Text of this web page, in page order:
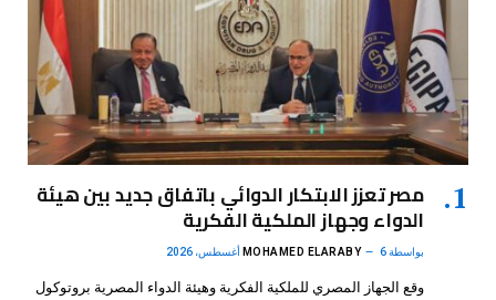
مصر تعزز الابتكار الدوائي باتفاق جديد بين هيئة
الدواء وجهاز الملكية الفكرية
بواسطة MOHAMED ELARABY 6 أغسطس، 2026
وقع الجهاز المصري للملكية الفكرية وهيئة الدواء المصرية بروتوكول